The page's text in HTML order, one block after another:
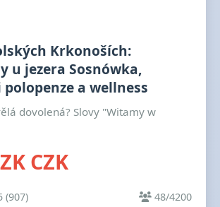
Krkonoších:
u jezera Sosnówka,
a wellness
dovolená? Slovy "Witamy w
CZK
(907) 48/4200